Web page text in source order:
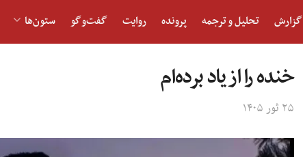
گزارش تحلیل و ترجمه پرونده روایت گفت‌و‎گو ستون‌ها
خنده را از یاد برده‌ام
۲۵ ثور ۱۴۰۵